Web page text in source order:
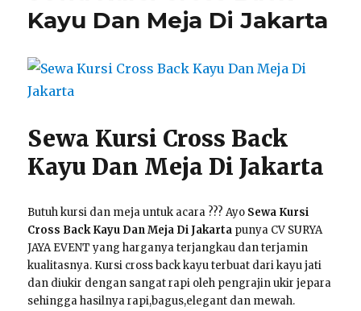
Kayu Dan Meja Di Jakarta
Sewa Kursi Cross Back
Kayu Dan Meja Di Jakarta
Butuh kursi dan meja untuk acara ??? Ayo Sewa Kursi
Cross Back Kayu Dan Meja Di Jakarta punya CV SURYA
JAYA EVENT yang harganya terjangkau dan terjamin
kualitasnya. Kursi cross back kayu terbuat dari kayu jati
dan diukir dengan sangat rapi oleh pengrajin ukir jepara
sehingga hasilnya rapi,bagus,elegant dan mewah.